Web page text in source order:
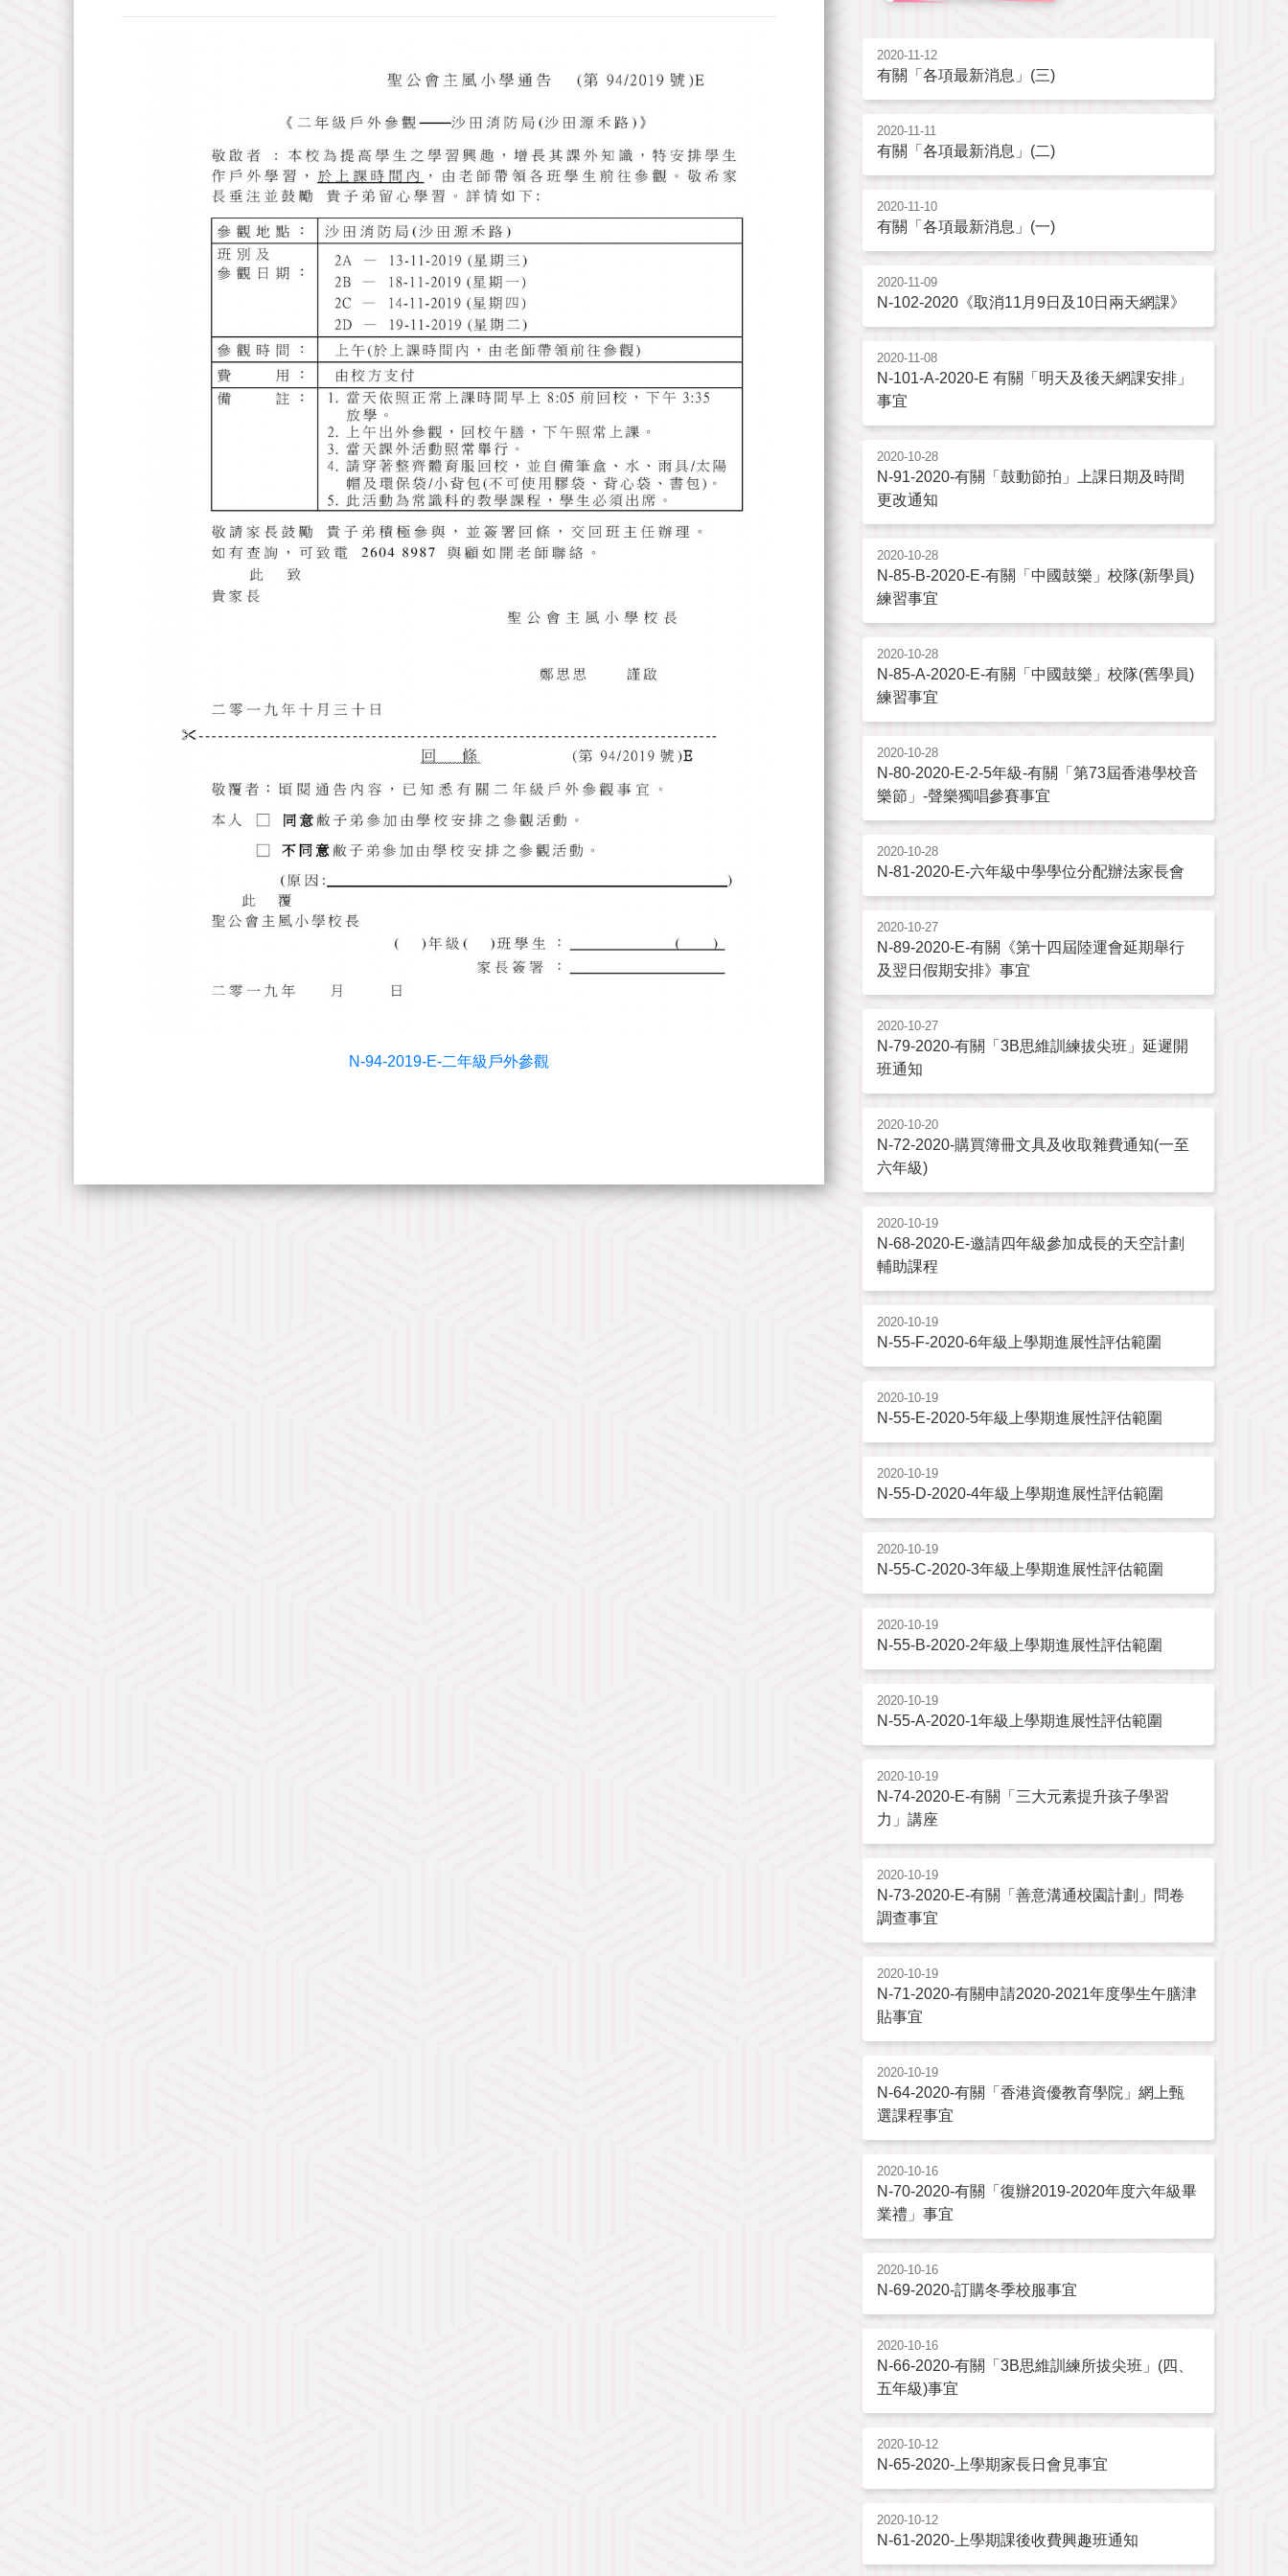
N-94-2019-E-二年級戶外參觀
2020-11-12
有關「各項最新消息」(三)
2020-11-11
有關「各項最新消息」(二)
2020-11-10
有關「各項最新消息」(一)
2020-11-09
N-102-2020《取消11月9日及10日兩天網課》
2020-11-08
N-101-A-2020-E 有關「明天及後天網課安排」
事宜
2020-10-28
N-91-2020-有關「鼓動節拍」上課日期及時間
更改通知
2020-10-28
N-85-B-2020-E-有關「中國鼓樂」校隊(新學員)
練習事宜
2020-10-28
N-85-A-2020-E-有關「中國鼓樂」校隊(舊學員)
練習事宜
2020-10-28
N-80-2020-E-2-5年級-有關「第73屆香港學校音
樂節」-聲樂獨唱參賽事宜
2020-10-28
N-81-2020-E-六年級中學學位分配辦法家長會
2020-10-27
N-89-2020-E-有關《第十四屆陸運會延期舉行
及翌日假期安排》事宜
2020-10-27
N-79-2020-有關「3B思維訓練拔尖班」延遲開
班通知
2020-10-20
N-72-2020-購買簿冊文具及收取雜費通知(一至
六年級)
2020-10-19
N-68-2020-E-邀請四年級參加成長的天空計劃
輔助課程
2020-10-19
N-55-F-2020-6年級上學期進展性評估範圍
2020-10-19
N-55-E-2020-5年級上學期進展性評估範圍
2020-10-19
N-55-D-2020-4年級上學期進展性評估範圍
2020-10-19
N-55-C-2020-3年級上學期進展性評估範圍
2020-10-19
N-55-B-2020-2年級上學期進展性評估範圍
2020-10-19
N-55-A-2020-1年級上學期進展性評估範圍
2020-10-19
N-74-2020-E-有關「三大元素提升孩子學習
力」講座
2020-10-19
N-73-2020-E-有關「善意溝通校園計劃」問卷
調查事宜
2020-10-19
N-71-2020-有關申請2020-2021年度學生午膳津
貼事宜
2020-10-19
N-64-2020-有關「香港資優教育學院」網上甄
選課程事宜
2020-10-16
N-70-2020-有關「復辦2019-2020年度六年級畢
業禮」事宜
2020-10-16
N-69-2020-訂購冬季校服事宜
2020-10-16
N-66-2020-有關「3B思維訓練所拔尖班」(四、
五年級)事宜
2020-10-12
N-65-2020-上學期家長日會見事宜
2020-10-12
N-61-2020-上學期課後收費興趣班通知